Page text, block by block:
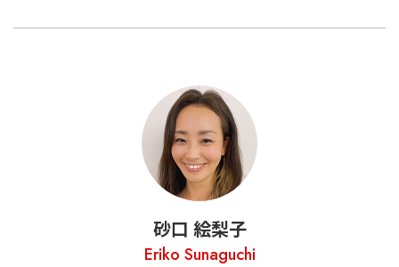
砂口 絵梨子
Eriko Sunaguchi